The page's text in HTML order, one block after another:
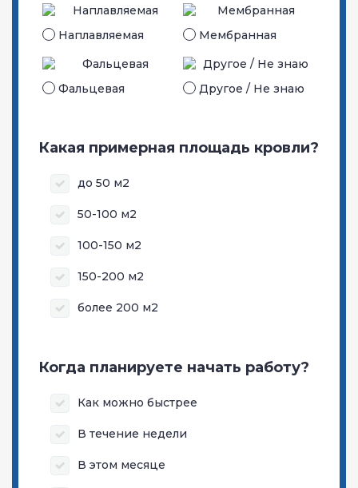
Наплавляемая Мембранная
Фальцевая Другое / Не знаю
Какая примерная площадь кровли?
до 50 м2
50-100 м2
100-150 м2
150-200 м2
более 200 м2
Когда планируете начать работу?
Как можно быстрее
В течение недели
В этом месяце